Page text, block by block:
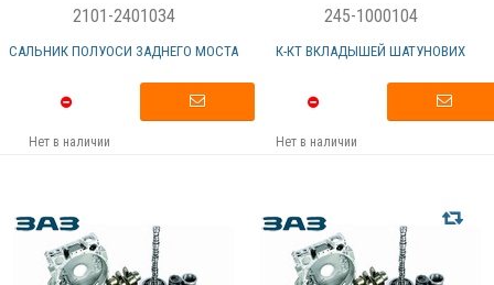
2101-2401034
САЛЬНИК ПОЛУОСИ ЗАДНЕГО МОСТА
Нет в наличии
245-1000104
К-КТ ВКЛАДЫШЕЙ ШАТУНОВИХ
Нет в наличии